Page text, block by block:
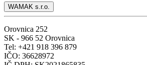
WAMAK s.r.o.
Orovnica 252
SK - 966 52 Orovnica
Tel: +421 918 396 879
IČO: 36628972